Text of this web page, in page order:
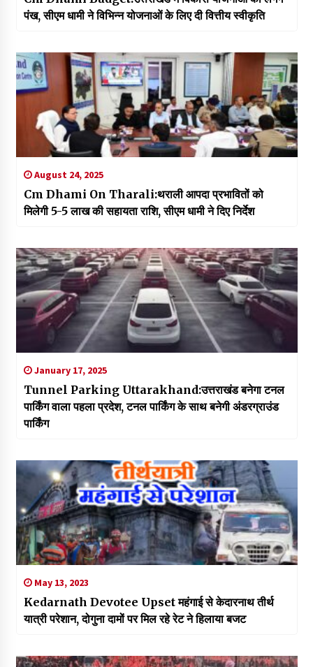
पंख, सीएम धामी ने विभिन्न योजनाओं के लिए दी वित्तीय स्वीकृति
August 24, 2025
Cm Dhami On Tharali:थराली आपदा प्रभावितों को
मिलेगी ₹5-5 लाख की सहायता राशि, सीएम धामी ने दिए निर्देश
January 17, 2025
Tunnel Parking Uttarakhand:उत्तराखंड बनेगा टनल
पार्किंग वाला पहला प्रदेश, टनल पार्किंग के साथ बनेगी अंडरग्राउंड
पार्किंग
May 13, 2023
Kedarnath Devotee Upset महंगाई से केदारनाथ तीर्थ
यात्री परेशान, दोगुना दामों पर मिल रहे रेट ने हिलाया बजट